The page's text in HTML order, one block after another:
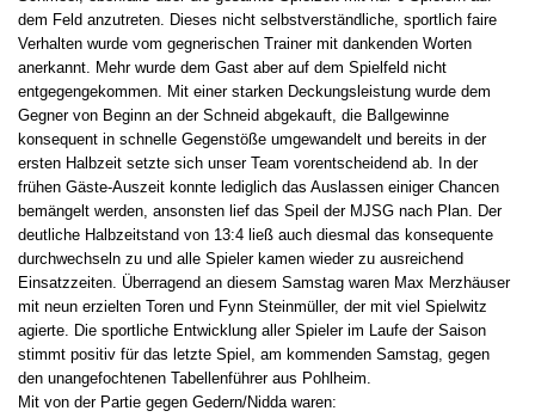
dem Feld anzutreten. Dieses nicht selbstverständliche, sportlich faire
Verhalten wurde vom gegnerischen Trainer mit dankenden Worten
anerkannt. Mehr wurde dem Gast aber auf dem Spielfeld nicht
entgegengekommen. Mit einer starken Deckungsleistung wurde dem
Gegner von Beginn an der Schneid abgekauft, die Ballgewinne
konsequent in schnelle Gegenstöße umgewandelt und bereits in der
ersten Halbzeit setzte sich unser Team vorentscheidend ab. In der
frühen Gäste-Auszeit konnte lediglich das Auslassen einiger Chancen
bemängelt werden, ansonsten lief das Speil der MJSG nach Plan. Der
deutliche Halbzeitstand von 13:4 ließ auch diesmal das konsequente
durchwechseln zu und alle Spieler kamen wieder zu ausreichend
Einsatzzeiten. Überragend an diesem Samstag waren Max Merzhäuser
mit neun erzielten Toren und Fynn Steinmüller, der mit viel Spielwitz
agierte. Die sportliche Entwicklung aller Spieler im Laufe der Saison
stimmt positiv für das letzte Spiel, am kommenden Samstag, gegen
den unangefochtenen Tabellenführer aus Pohlheim.
Mit von der Partie gegen Gedern/Nidda waren: